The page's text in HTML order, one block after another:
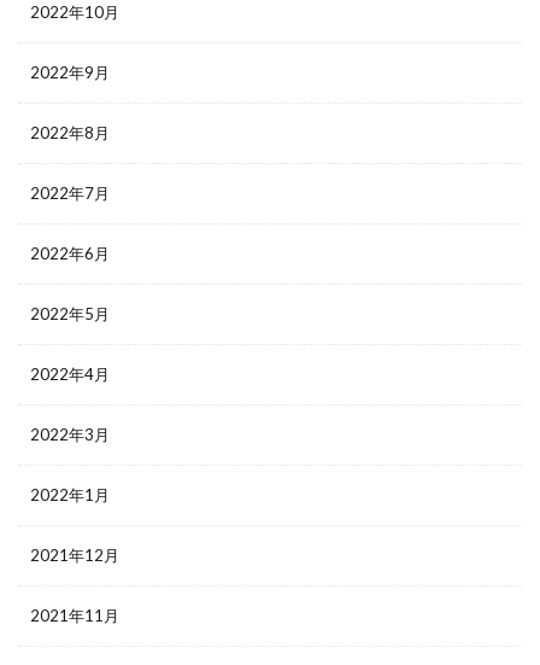
2022年10月
2022年9月
2022年8月
2022年7月
2022年6月
2022年5月
2022年4月
2022年3月
2022年1月
2021年12月
2021年11月